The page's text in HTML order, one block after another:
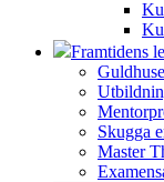
Framtidens
Skugga
Master